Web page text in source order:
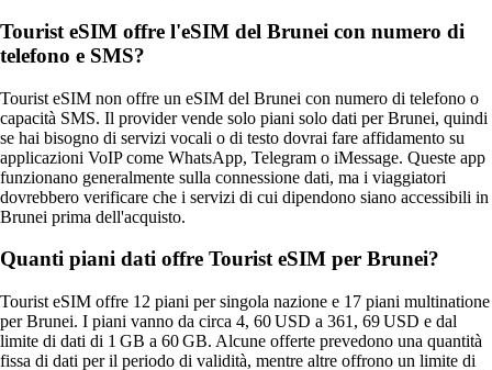
Tourist eSIM offre l'eSIM del Brunei con numero di
telefono e SMS?
Tourist eSIM non offre un eSIM del Brunei con numero di telefono o
capacità SMS. Il provider vende solo piani solo dati per Brunei, quindi
se hai bisogno di servizi vocali o di testo dovrai fare affidamento su
applicazioni VoIP come WhatsApp, Telegram o iMessage. Queste app
funzionano generalmente sulla connessione dati, ma i viaggiatori
dovrebbero verificare che i servizi di cui dipendono siano accessibili in
Brunei prima dell'acquisto.
Quanti piani dati offre Tourist eSIM per Brunei?
Tourist eSIM offre 12 piani per singola nazione e 17 piani multinatione
per Brunei. I piani vanno da circa 4, 60 USD a 361, 69 USD e dal
limite di dati di 1 GB a 60 GB. Alcune offerte prevedono una quantità
fissa di dati per il periodo di validità, mentre altre offrono un limite di